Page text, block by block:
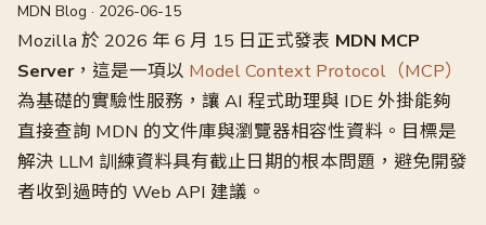
MDN Blog · 2026-06-15
Mozilla 於 2026 年 6 月 15 日正式發表 MDN MCP
Server，這是一項以 Model Context Protocol（MCP）
為基礎的實驗性服務，讓 AI 程式助理與 IDE 外掛能夠
直接查詢 MDN 的文件庫與瀏覽器相容性資料。目標是
解決 LLM 訓練資料具有截止日期的根本問題，避免開發
者收到過時的 Web API 建議。